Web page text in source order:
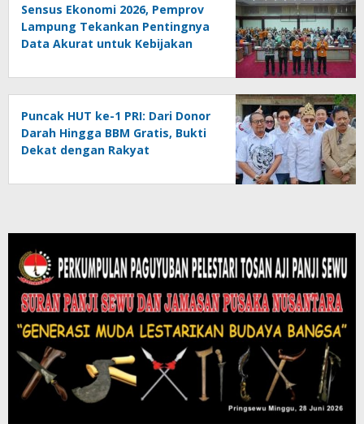
Sensus Ekonomi 2026, Pemprov
Lampung Tekankan Pentingnya
Data Akurat untuk Kebijakan
Puncak HUT ke-1 PRI: Dari Donor
Darah Hingga BBM Gratis, Bukti
Dekat dengan Rakyat